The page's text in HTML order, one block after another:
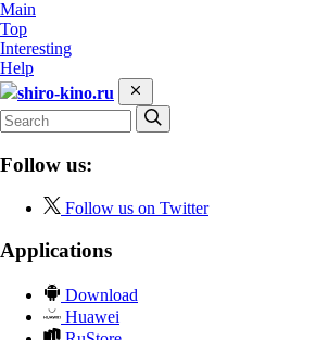
Main
Top
Interesting
Help
shiro-kino.ru
Follow us:
Follow us on Twitter
Applications
Download
Huawei